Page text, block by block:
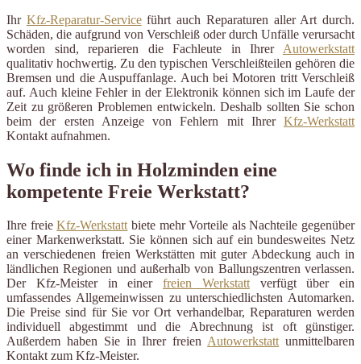
Ihr Kfz-Reparatur-Serviceführt auch Reparaturen aller Art durch.
Schäden, die aufgrund von Verschleiß oder durch Unfälle verursacht
worden sind, reparieren die Fachleute in Ihrer Autowerkstatt
qualitativ hochwertig. Zu den typischen Verschleißteilen gehören die
Bremsen und die Auspuffanlage. Auch bei Motoren tritt Verschleiß
auf. Auch kleine Fehler in der Elektronik können sich im Laufe der
Zeit zu größeren Problemen entwickeln. Deshalb sollten Sie schon
beim der ersten Anzeige von Fehlern mit Ihrer Kfz-Werkstatt
Kontakt aufnahmen.
Wo finde ich in Holzminden eine
kompetente Freie Werkstatt?
Ihre freieKfz-Werkstattbiete mehr Vorteile als Nachteile gegenüber
einer Markenwerkstatt. Sie können sich auf ein bundesweites Netz
an verschiedenen freien Werkstätten mit guter Abdeckung auch in
ländlichen Regionen und außerhalb von Ballungszentren verlassen.
Der Kfz-Meister in einer freien Werkstattverfügt über ein
umfassendes Allgemeinwissen zu unterschiedlichsten Automarken.
Die Preise sind für Sie vor Ort verhandelbar, Reparaturen werden
individuell abgestimmt und die Abrechnung ist oft günstiger.
Außerdem haben Sie in Ihrer freienAutowerkstattunmittelbaren
Kontakt zum Kfz-Meister.